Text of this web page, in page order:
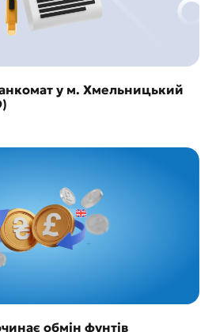
у м. Хмельницький
обмін фунтів